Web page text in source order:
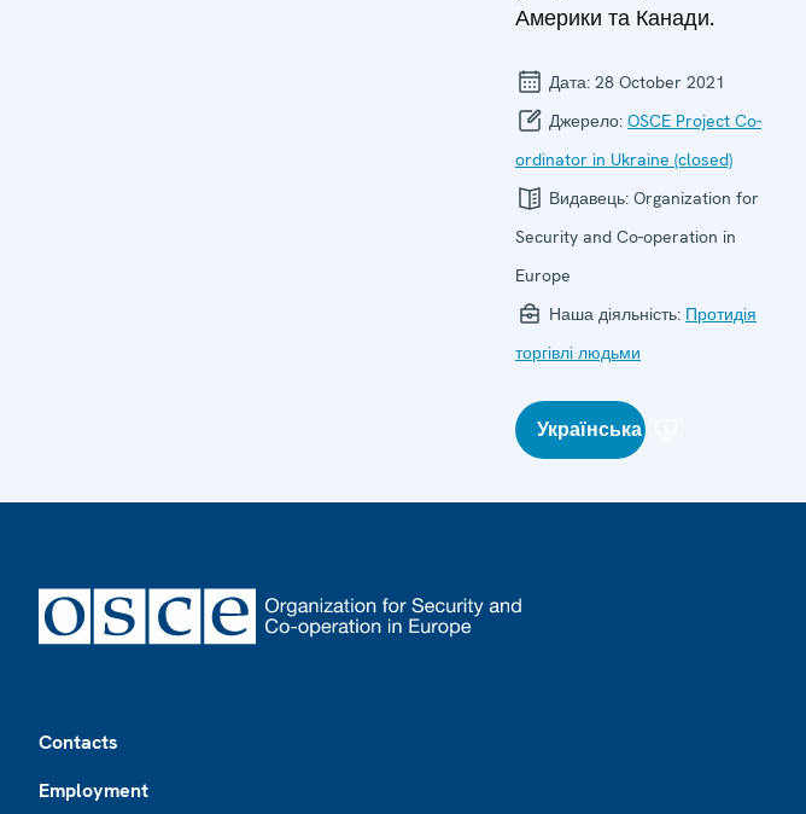
Америки та Канади.
Дата: 28 October 2021
Джерело: OSCE Project Co-
ordinator in Ukraine (closed)
Видавець: Organization for
Security and Co-operation in
Europe
Наша діяльність: Протидія
торгівлі людьми
Українська
Contacts
Employment